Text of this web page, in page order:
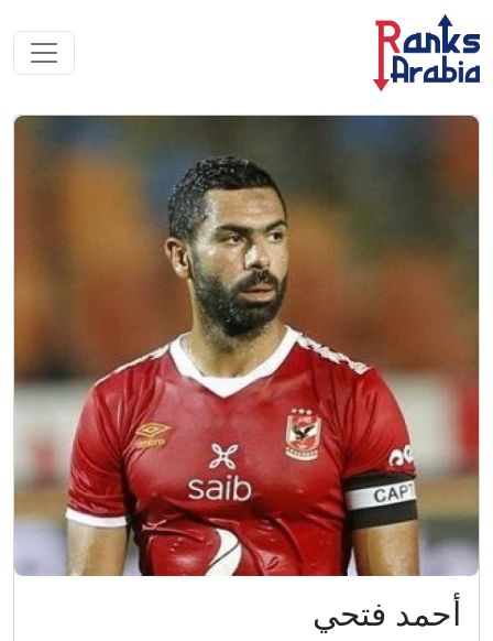
أحمد فتحي